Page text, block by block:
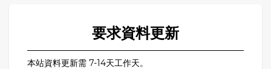
要求資料更新
本站資料更新需 7-14天工作天。